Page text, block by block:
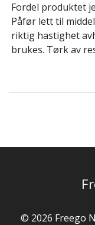
Fordel produktet
Påfør lett til
riktig hastighet
brukes. Tørk av
© 2026 Freego